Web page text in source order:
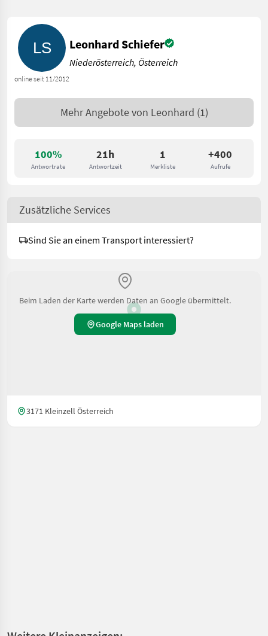
100%
Antwortrate
21h
Antwortzeit
1
Merkliste
+400
Aufrufe
online seit 11/2012
Leonhard Schiefer
Niederösterreich, Österreich
Mehr Angebote von Leonhard (1)
Zusätzliche Services
Sind Sie an einem Transport interessiert?
Beim Laden der Karte werden Daten an Google übermittelt.
Google Maps laden
3171 Kleinzell Österreich